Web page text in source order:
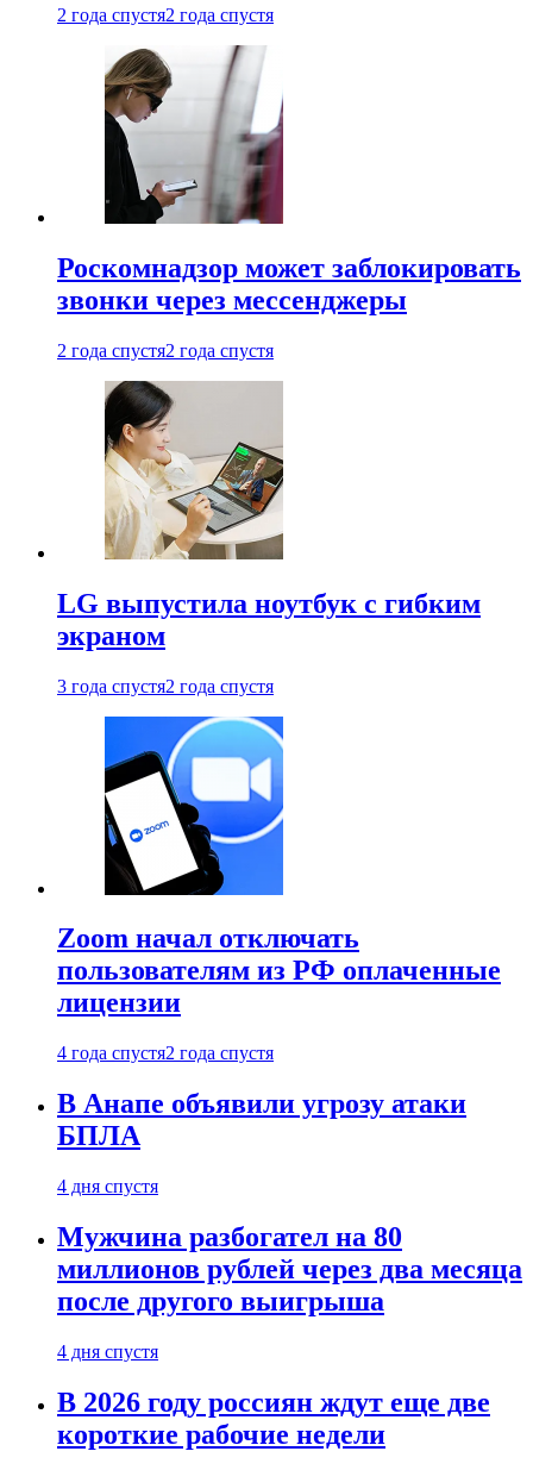
2 года спустя2 года спустя
Роскомнадзор может заблокировать
звонки через мессенджеры
2 года спустя2 года спустя
LG выпустила ноутбук с гибким
экраном
3 года спустя2 года спустя
Zoom начал отключать
пользователям из РФ оплаченные
лицензии
4 года спустя2 года спустя
В Анапе объявили угрозу атаки
БПЛА
4 дня спустя
Мужчина разбогател на 80
миллионов рублей через два месяца
после другого выигрыша
4 дня спустя
В 2026 году россиян ждут еще две
короткие рабочие недели